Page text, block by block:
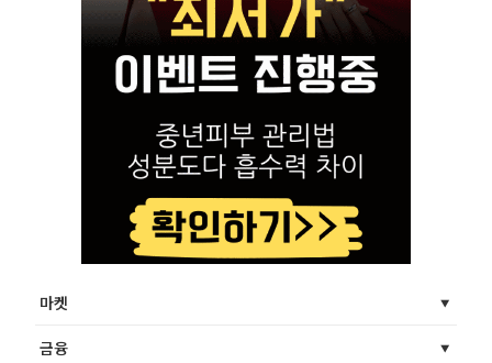
마켓
금융